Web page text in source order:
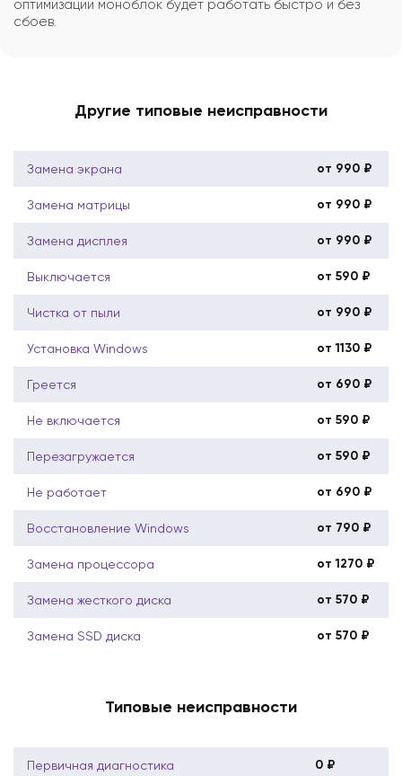
оптимизации моноблок будет работать быстро и без
сбоев.
Другие типовые неисправности
Замена экрана от 990 ₽
Замена матрицы от 990 ₽
Замена дисплея от 990 ₽
Выключается от 590 ₽
Чистка от пыли от 990 ₽
Установка Windows от 1130 ₽
Греется от 690 ₽
Не включается от 590 ₽
Перезагружается от 590 ₽
Не работает от 690 ₽
Восстановление Windows от 790 ₽
Замена процессора от 1270 ₽
Замена жесткого диска от 570 ₽
Замена SSD диска от 570 ₽
Типовые неисправности
Первичная диагностика 0 ₽